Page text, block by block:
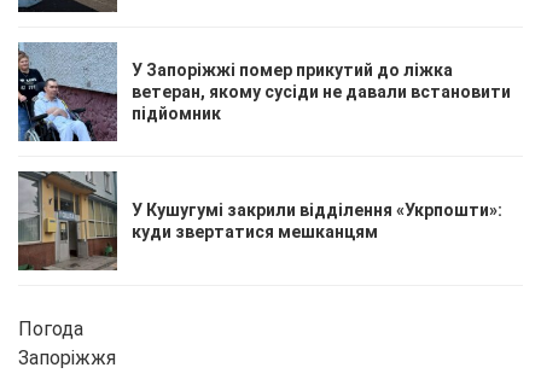
У Запоріжжі помер прикутий до ліжка
ветеран, якому сусіди не давали встановити
підйомник
У Кушугумі закрили відділення «Укрпошти»:
куди звертатися мешканцям
Погода
Запоріжжя